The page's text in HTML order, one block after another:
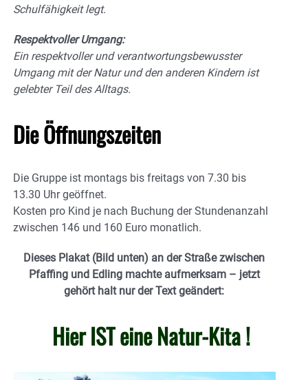
Schulfähigkeit legt.
Respektvoller Umgang:
Ein respektvoller und verantwortungsbewusster
Umgang mit der Natur und den anderen Kindern ist
gelebter Teil des Alltags.
Die Öffnungszeiten
Die Gruppe ist montags bis freitags von 7.30 bis
13.30 Uhr geöffnet.
Kosten pro Kind je nach Buchung der Stundenanzahl
zwischen 146 und 160 Euro monatlich.
Dieses Plakat (Bild unten) an der Straße zwischen
Pfaffing und Edling machte aufmerksam – jetzt
gehört halt nur der Text geändert:
Hier IST eine Natur-Kita !